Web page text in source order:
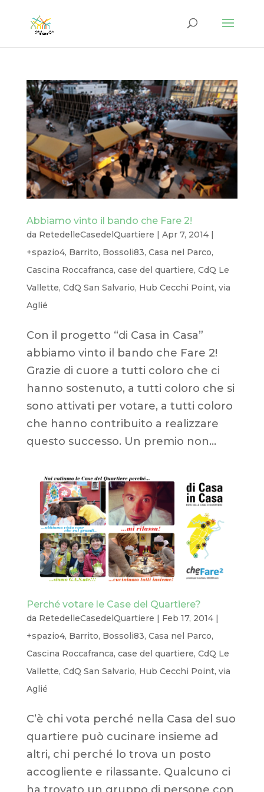
Abbiamo vinto il bando che Fare 2!
da RetedelleCasedelQuartiere | Apr 7, 2014|
+spazio4, Barrito, Bossoli83, Casa nel Parco,
Cascina Roccafranca, case del quartiere, CdQ Le
Vallette, CdQ San Salvario, Hub Cecchi Point, via
Aglié
Con il progetto “di Casa in Casa”
abbiamo vinto il bando che Fare 2!
Grazie di cuore a tutti coloro che ci
hanno sostenuto, a tutti coloro che si
sono attivati per votare, a tutti coloro
che hanno contribuito a realizzare
questo successo. Un premio non...
Perché votare le Case del Quartiere?
da RetedelleCasedelQuartiere | Feb 17, 2014|
+spazio4, Barrito, Bossoli83, Casa nel Parco,
Cascina Roccafranca, case del quartiere, CdQ Le
Vallette, CdQ San Salvario, Hub Cecchi Point, via
Aglié
C’è chi vota perché nella Casa del suo
quartiere può cucinare insieme ad
altri, chi perché lo trova un posto
accogliente e rilassante. Qualcuno ci